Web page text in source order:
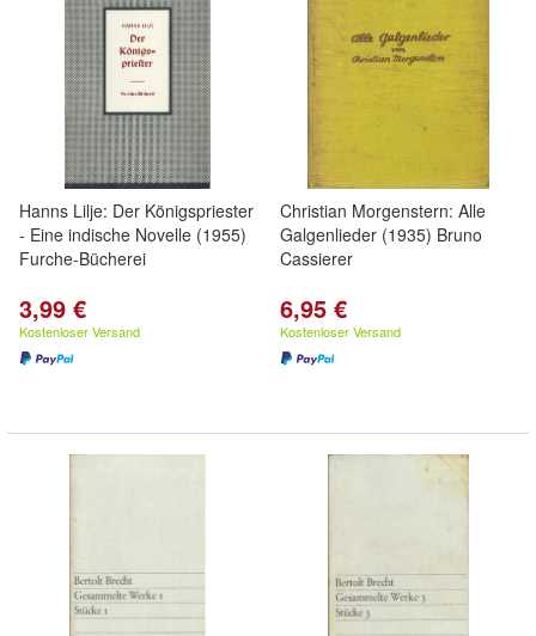
Hanns Lilje: Der Königspriester
- Eine indische Novelle (1955)
Furche-Bücherei
3,99 €
Kostenloser Versand
Christian Morgenstern: Alle
Galgenlieder (1935) Bruno
Cassierer
6,95 €
Kostenloser Versand